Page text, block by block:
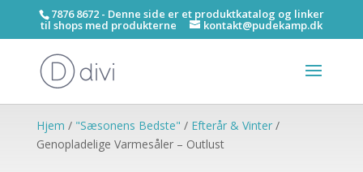
7876 8672 - Denne side er et produktkatalog og linker
til shops med produkterne kontakt@pudekamp.dk
Hjem / "Sæsonens Bedste" / Efterår & Vinter/
Genopladelige Varmesåler – Outlust